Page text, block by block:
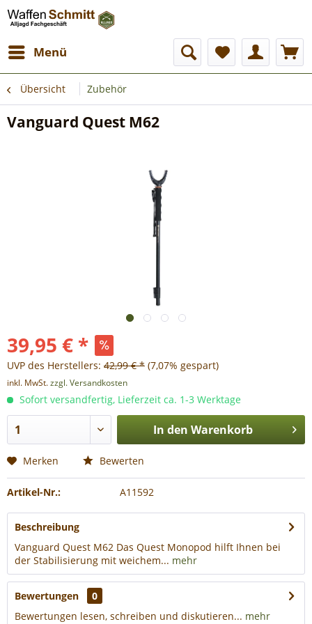
Menü
Übersicht Zubehör
Vanguard Quest M62
39,95 € *
UVP des Herstellers: 42,99 € * (7,07% gespart)
inkl. MwSt.zzgl. Versandkosten
Sofort versandfertig, Lieferzeit ca. 1-3 Werktage
In den Warenkorb
Merken Bewerten
Artikel-Nr.: A11592
Beschreibung
Vanguard Quest M62 Das Quest Monopod hilft Ihnen bei
der Stabilisierung mit weichem... mehr
Bewertungen
0
Bewertungen lesen, schreiben und diskutieren... mehr